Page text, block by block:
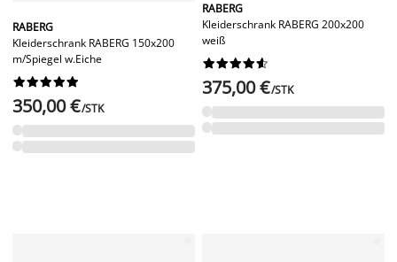
RABERG
Kleiderschrank RABERG 150x200
m/Spiegel w.Eiche






350,00 €/STK
RABERG
Kleiderschrank RABERG 200x200
weiß






375,00 €/STK